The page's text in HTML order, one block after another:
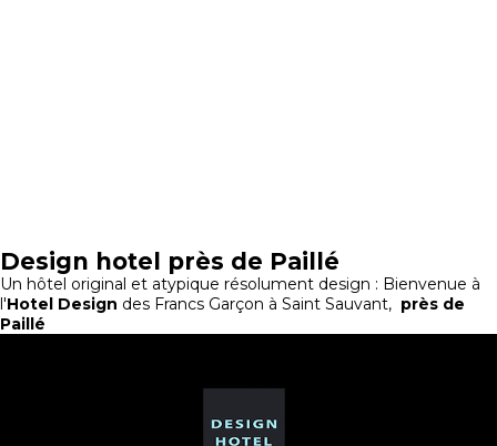
Design hotel près de Paillé
Un hôtel original et atypique résolument design : Bienvenue à
l'Hotel Design des Francs Garçon à Saint Sauvant, près de
Paillé